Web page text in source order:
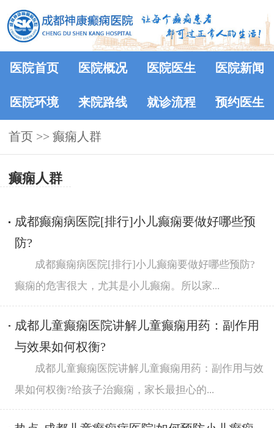
医院首页 医院概况 医院医生 医院新闻
医院环境 来院路线 就诊流程 预约医生
首页 >> 癫痫人群
癫痫人群
成都癫痫病医院[排行]小儿癫痫要做好哪些预
防?
成都癫痫病医院[排行]小儿癫痫要做好哪些预防?
癫痫的危害很大，尤其是小儿癫痫。所以家...
成都儿童癫痫医院讲解儿童癫痫用药：副作用
与效果如何权衡?
成都儿童癫痫医院讲解儿童癫痫用药：副作用与效
果如何权衡?给孩子治癫痫，家长最担心的...